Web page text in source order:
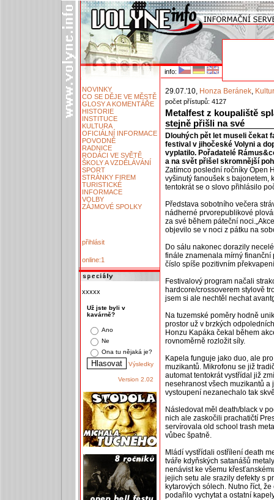
info:
NOVINKY
CO SE DĚJE VE MĚSTĚ
GLOSY A KOMENTÁŘE
HISTORIE
INSTITUCE
KULTURA
OFICIÁLNÍ INFORMACE
POVODNĚ
RADNICE
RODÁCI VE SVĚTĚ
ŠKOLY A VZDĚLÁVÁNÍ
SPORT
STRÁNKY FIREM
TURISTICKÉ
INFORMACE
VOLBY
ZÁJMOVÉ SPOLKY
přihlásit
online:1
xxxxx
Už jste byli v
kavárně?
Ano
Ne
Ona tu nějaká je?
Výsledky
Version 2.02
29.07.'10, Honza Beránek,
počet přístupů: 4127
Metalfest z koupaliště
stejně přišli na své
Dlouhých pět let museli čekat
festival v jihočeské Volyni a
vyplatilo. Pořadatelé
a na svět přišel skromnější
Zatímco poslední ročníky Open
vyšinutý fanoušek s bajonetem,
tentokrát se o slovo přihlásilo
Představa sobotního večera
nádherné prvorepublikové
za své během páteční
objevilo se v noci z pátku na
Do sálu nakonec dorazily
finále znamenala mírný finanční
číslo spíše pozitivním
Festivalový program načali
hardcore/crossoverem stylově
jsem si ale nechtěl nechat
Na tuzemské poměry hodně
prostor už v brzkých
Honzu Kapáka čekal během
rovnoměrně rozložit síly.
Kapela funguje jako duo, ale
muzikantů. Mikrofonu se již
automat tentokrát vystřídal již
nesehranost všech muzikantů a
vystoupení nezanechalo tak
Následovat měl death/black v
nich ale zaskočili prachatičtí
servírovala old school trash
vůbec špatně.
Mládí vystřídali ostřílení death
tváře kdyňských satanášů
nenávist ke všemu
jejich setu ale srazily defekty s
kytarových sólech. Nutno říct,
podařilo vychytat a ostatní